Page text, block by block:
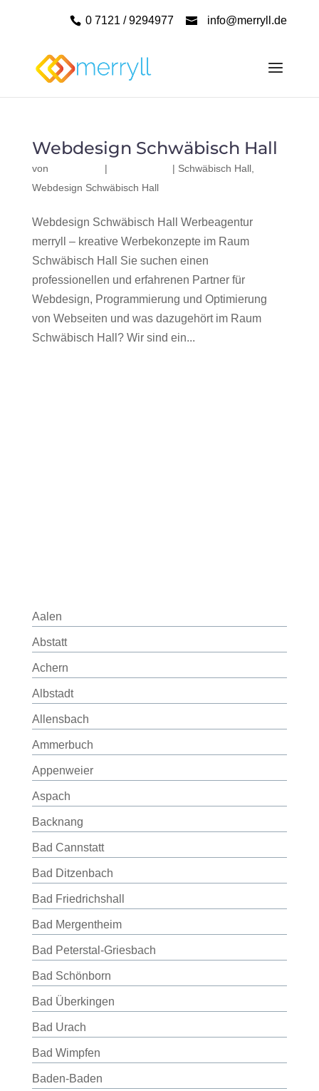
0 7121 / 9294977 info@merryll.de
Webdesign Schwäbisch Hall
von | | Schwäbisch Hall,
Webdesign Schwäbisch Hall
Webdesign Schwäbisch Hall Werbeagentur
merryll – kreative Werbekonzepte im Raum
Schwäbisch Hall Sie suchen einen
professionellen und erfahrenen Partner für
Webdesign, Programmierung und Optimierung
von Webseiten und was dazugehört im Raum
Schwäbisch Hall? Wir sind ein...
Aalen
Abstatt
Achern
Albstadt
Allensbach
Ammerbuch
Appenweier
Aspach
Backnang
Bad Cannstatt
Bad Ditzenbach
Bad Friedrichshall
Bad Mergentheim
Bad Peterstal-Griesbach
Bad Schönborn
Bad Überkingen
Bad Urach
Bad Wimpfen
Baden-Baden